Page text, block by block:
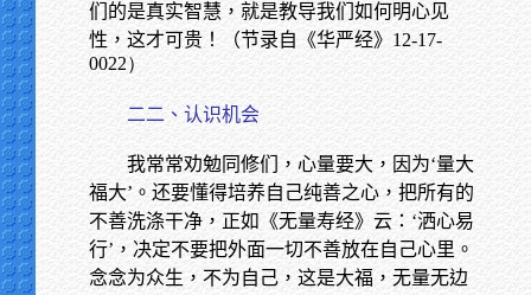
们的是真实智慧，就是教导我们如何明心见
性，这才可贵！（节录自《华严经》 12-17-
0022）
二二、认识机会
我常常劝勉同修们，心量要大，因为‘量大
福大’。还要懂得培养自己纯善之心，把所有的
不善洗涤干净，正如《无量寿经》云：‘洒心易
行’，决定不要把外面一切不善放在自己心里。
念念为众生，不为自己，这是大福，无量无边